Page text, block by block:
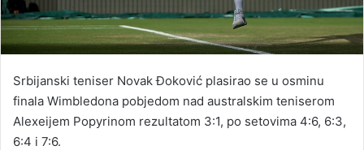
Srbijanski teniser Novak Đoković plasirao se u osminu
finala Wimbledona pobjedom nad australskim teniserom
Alexeijem Popyrinom rezultatom 3:1, po setovima 4:6, 6:3,
6:4 i 7:6.